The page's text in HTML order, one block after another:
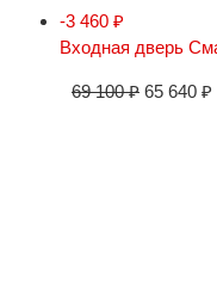
-3 460 ₽
Входная дверь
69 100₽ 65 640 ₽